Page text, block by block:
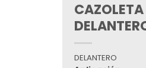
DELANTERO